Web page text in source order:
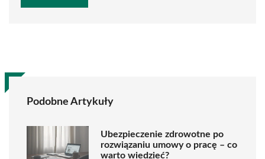
Podobne Artykuły
Ubezpieczenie zdrowotne po
rozwiązaniu umowy o pracę – co
warto wiedzieć?